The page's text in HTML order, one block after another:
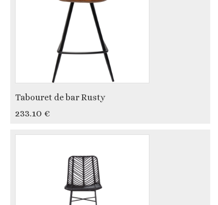
Tabouret de bar Rusty
233.10 €